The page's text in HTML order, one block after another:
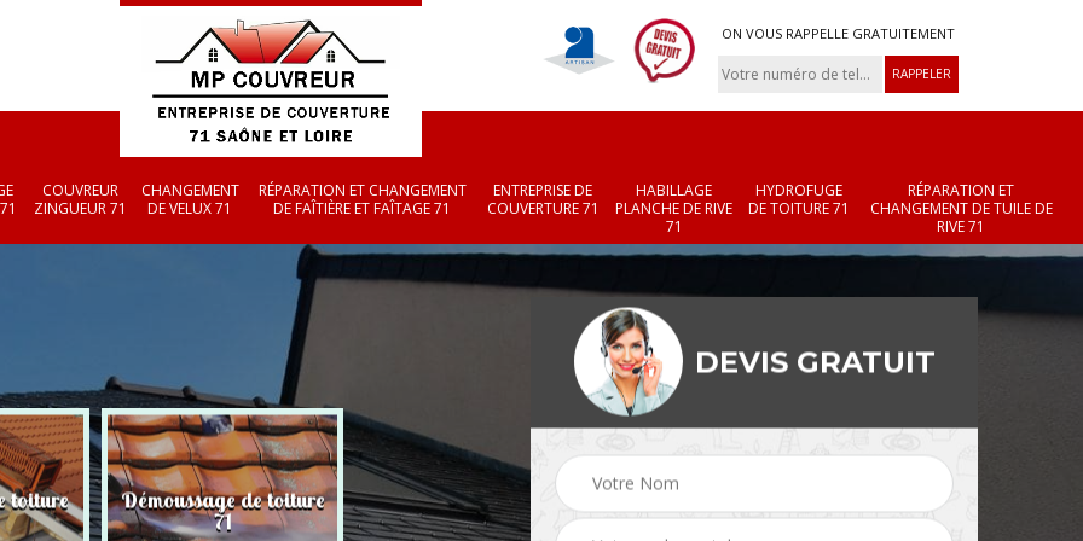
ON VOUS RAPPELLE GRATUITEMENT
COUVREUR
ZINGUEUR 71
CHANGEMENT
DE VELUX 71
RÉPARATION ET CHANGEMENT
DE FAÎTIÈRE ET FAÎTAGE 71
ENTREPRISE DE
COUVERTURE 71
HABILLAGE
PLANCHE DE RIVE
71
HYDROFUGE
DE TOITURE 71
RÉPARATION ET
CHANGEMENT DE TUILE DE
RIVE 71
toiture Démoussage de toiture
71 Couvreur zingueur 71 Changement de velux
71
Réparation et
changement de
et faîtage 71
DEVIS GRATUIT